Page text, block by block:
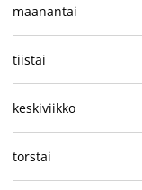
maanantai
tiistai
keskiviikko
torstai